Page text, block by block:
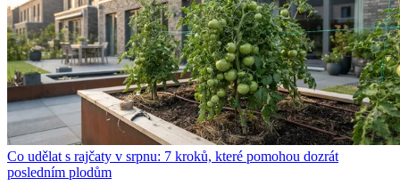
Co udělat s rajčaty v srpnu: 7 kroků, které pomohou dozrát
posledním plodům